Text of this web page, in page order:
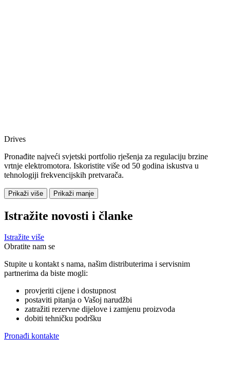
Drives
Pronađite najveći svjetski portfolio rješenja za regulaciju brzine
vrtnje elektromotora. Iskoristite više od 50 godina iskustva u
tehnologiji frekvencijskih pretvarača.
Prikaži više Prikaži manje
Istražite novosti i članke
Istražite više
Obratite nam se
Stupite u kontakt s nama, našim distributerima i servisnim
partnerima da biste mogli:
provjeriti cijene i dostupnost
postaviti pitanja o Vašoj narudžbi
zatražiti rezervne dijelove i zamjenu proizvoda
dobiti tehničku podršku
Pronađi kontakte